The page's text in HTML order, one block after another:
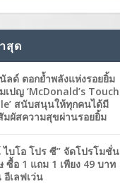
สุด
ลด์ ตอกย้ำพลังแห่งรอยยิ้ม
เปญ ‘McDonald’s Touch
สนับสนุนให้ทุกคนได้มี
มผัสความสุขผ่านรอยยิ้ม
ไบโอ โปร ซี” จัดโปรโมชั่น
ซื้อ 1 แถม 1 เพียง 49 บาท
อีเลฟเว่น